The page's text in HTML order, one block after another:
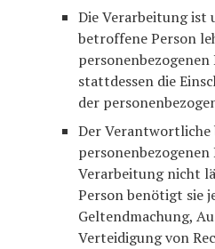
Die Verarbeitung ist
betroffene Person
stattdessen die
der
Der
Verarbeitung nicht
Person benötigt sie
Geltendmachung,
Verteidigung von